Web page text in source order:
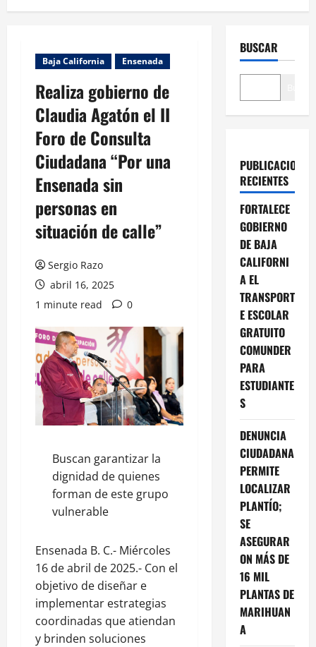
Baja California Ensenada
Realiza gobierno de
Claudia Agatón el II
Foro de Consulta
Ciudadana “Por una
Ensenada sin
personas en
situación de calle”
Sergio Razo
abril 16, 2025
1 minute read
0
Buscan garantizar la
dignidad de quienes
forman de este grupo
vulnerable
Ensenada B. C.- Miércoles
16 de abril de 2025.- Con el
objetivo de diseñar e
implementar estrategias
coordinadas que atiendan
y brinden soluciones
BUSCAR
PUBLICACIONES
RECIENTES
FORTALECE
GOBIERNO
DE BAJA
CALIFORNI
A EL
TRANSPORT
E ESCOLAR
GRATUITO
COMUNDER
PARA
ESTUDIANTE
S
DENUNCIA
CIUDADANA
PERMITE
LOCALIZAR
PLANTÍO;
SE
ASEGURAR
ON MÁS DE
16 MIL
PLANTAS DE
MARIHUAN
A